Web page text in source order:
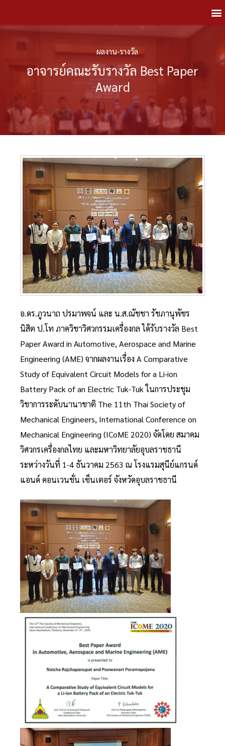
ผลงาน-รางวัล
อาจารย์คณะรับรางวัล Best Paper
Award
อ.ดร.ภูวนาถ ปรมาพจน์ และ น.ส.ณัชชา รัชภานุพัชร
นิสิต ป.โท ภาควิชาวิศวกรรมเครื่องกล ได้รับรางวัล Best
Paper Award in Automotive, Aerospace and Marine
Engineering (AME) จากผลงานเรื่อง A Comparative
Study of Equivalent Circuit Models for a Li-ion
Battery Pack of an Electric Tuk-Tuk ในการประชุม
วิชาการระดับนานาชาติ The 11th Thai Society of
Mechanical Engineers, International Conference on
Mechanical Engineering (ICoME 2020) จัดโดย สมาคม
วิศวกรเครื่องกลไทย และมหาวิทยาลัยอุบลราชธานี
ระหว่างวันที่ 1-4 ธันวาคม 2563 ณ โรงแรมสุนีย์แกรนด์
แอนด์ คอนเวนชั่น เซ็นเตอร์ จังหวัดอุบลราชธานี